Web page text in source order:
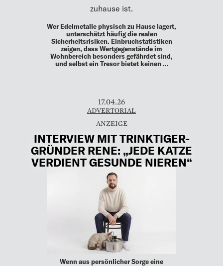
zuhause ist.
Wer Edelmetalle physisch zu Hause lagert,
unterschätzt häufig die realen
Sicherheitsrisiken. Einbruchstatistiken
zeigen, dass Wertgegenstände im
Wohnbereich besonders gefährdet sind,
und selbst ein Tresor bietet keinen …
17.04.26
ADVERTORIAL
INTERVIEW MIT TRINKTIGER-
GRÜNDER RENE: „JEDE KATZE
VERDIENT GESUNDE NIEREN“
Wenn aus persönlicher Sorge eine